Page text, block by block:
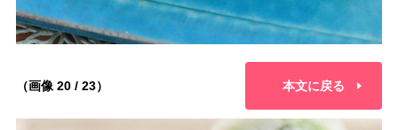
（画像 20 / 23） 本文に戻る